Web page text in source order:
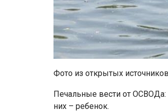
Фото из открытых
Печальные вести от ОСВОДа:
них – ребенок.